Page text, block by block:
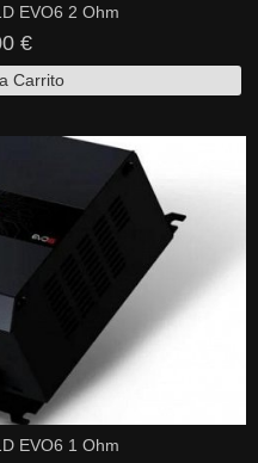
EVO6 2 Ohm
€
Carrito
EVO6 1 Ohm